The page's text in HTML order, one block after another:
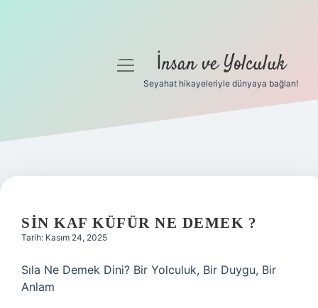
Gizlilik Politikası
Yasal Uyarı
menüyü İnsan ve Yolculuk
Seyahat hikayeleriyle dünyaya bağlan!
SIN KAF KÜFÜR NE DEMEK ?
Tarih: Kasım 24, 2025
Sıla Ne Demek Dini? Bir Yolculuk, Bir Duygu, Bir
Anlam